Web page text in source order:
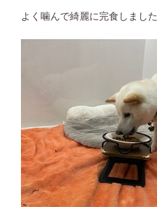
よく噛んで綺麗に完食しました